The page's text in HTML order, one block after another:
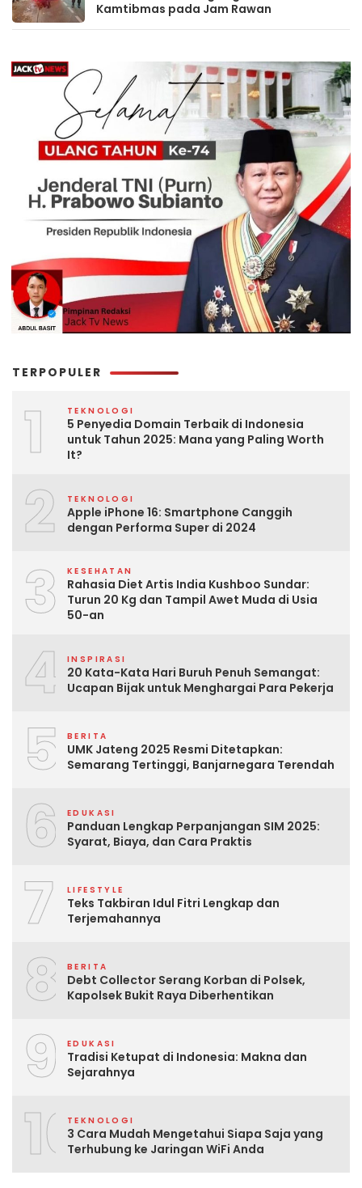
Kamtibmas pada Jam Rawan
TERPOPULER
1 TEKNOLOGI
5 Penyedia Domain Terbaik di Indonesia
untuk Tahun 2025: Mana yang Paling Worth
It?
2 TEKNOLOGI
Apple iPhone 16: Smartphone Canggih
dengan Performa Super di 2024
3 KESEHATAN
Rahasia Diet Artis India Kushboo Sundar:
Turun 20 Kg dan Tampil Awet Muda di Usia
50-an
4 INSPIRASI
20 Kata-Kata Hari Buruh Penuh Semangat:
Ucapan Bijak untuk Menghargai Para Pekerja
5 BERITA
UMK Jateng 2025 Resmi Ditetapkan:
Semarang Tertinggi, Banjarnegara Terendah
6 EDUKASI
Panduan Lengkap Perpanjangan SIM 2025:
Syarat, Biaya, dan Cara Praktis
7 LIFESTYLE
Teks Takbiran Idul Fitri Lengkap dan
Terjemahannya
8 BERITA
Debt Collector Serang Korban di Polsek,
Kapolsek Bukit Raya Diberhentikan
9 EDUKASI
Tradisi Ketupat di Indonesia: Makna dan
Sejarahnya
10TEKNOLOGI
3 Cara Mudah Mengetahui Siapa Saja yang
Terhubung ke Jaringan WiFi Anda